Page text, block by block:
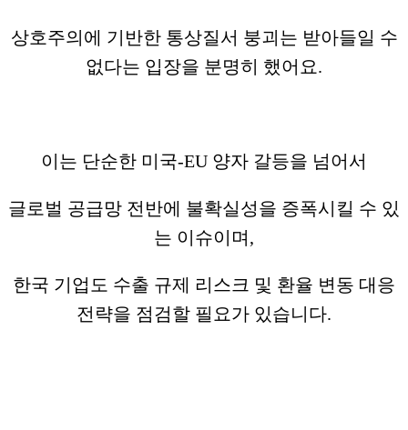
상호주의에 기반한 통상질서 붕괴는 받아들일 수
없다는 입장을 분명히 했어요.
이는 단순한 미국-EU 양자 갈등을 넘어서
글로벌 공급망 전반에 불확실성을 증폭시킬 수 있
는 이슈이며,
한국 기업도 수출 규제 리스크 및 환율 변동 대응
전략을 점검할 필요가 있습니다.